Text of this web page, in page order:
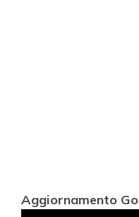
Aggiornamento